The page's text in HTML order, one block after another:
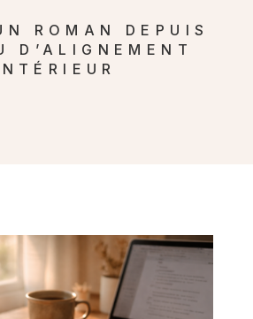
ROMAN DEPUIS
D’ALIGNEMENT